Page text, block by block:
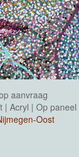
aanvraag
| Acryl | Op paneel
Oost